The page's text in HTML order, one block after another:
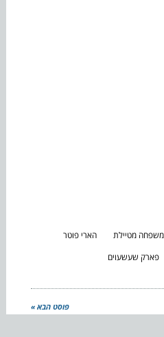
משפחה מטיילת
הארי פוטר
פארק שעשעוים
פוסט הבא »